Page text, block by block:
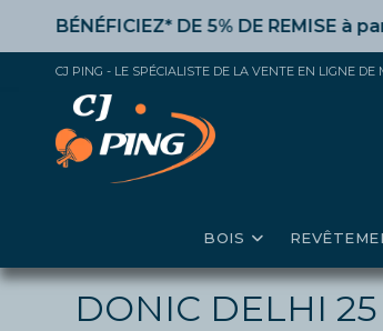
content
DE 5% DE REMISEà partir de
CJ PING - LE SPÉCIALISTE DE LA VENTE EN LIGNE
BOIS
DONIC DELHI 25